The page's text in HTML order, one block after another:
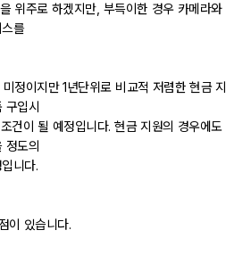
위주로 하겠지만, 부득이한 경우 카메라와
를
정이지만 1년단위로 비교적 저렴한 현금 지
구입시
건이 될 예정입니다. 현금 지원의 경우에도
정도의
니다.
이 있습니다.